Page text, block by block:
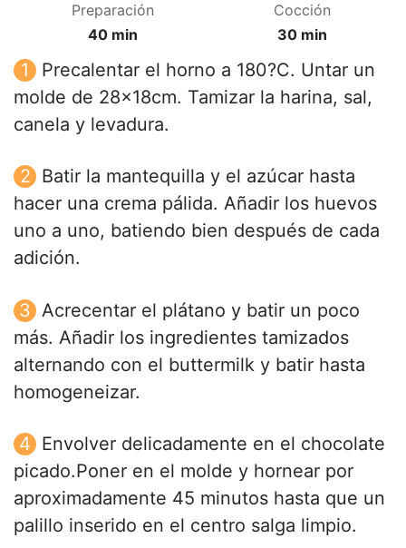
Preparación
40 min
Cocción
30 min
Precalentar el horno a 180?C. Untar un
molde de 28x18cm. Tamizar la harina, sal,
canela y levadura.
Batir la mantequilla y el azúcar hasta
hacer una crema pálida. Añadir los huevos
uno a uno, batiendo bien después de cada
adición.
Acrecentar el plátano y batir un poco
más. Añadir los ingredientes tamizados
alternando con el buttermilk y batir hasta
homogeneizar.
Envolver delicadamente en el chocolate
picado.Poner en el molde y hornear por
aproximadamente 45 minutos hasta que un
palillo inserido en el centro salga limpio.